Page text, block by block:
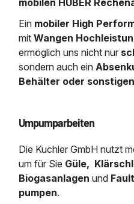
Ein mobiler High
mitWangen
ermöglich uns nicht nur
sondern auch ein
Behälter oder
Umpumparbeiten
Die Kuchler GmbH nutzt
um für Sie Güle,
Biogasanlagen und
pumpen.